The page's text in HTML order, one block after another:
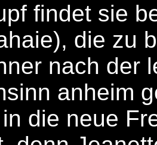
findet sie
die zu
nach der
anheim
die neue